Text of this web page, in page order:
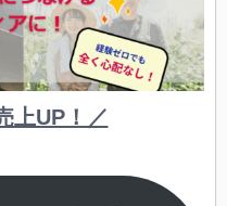
上UP！／